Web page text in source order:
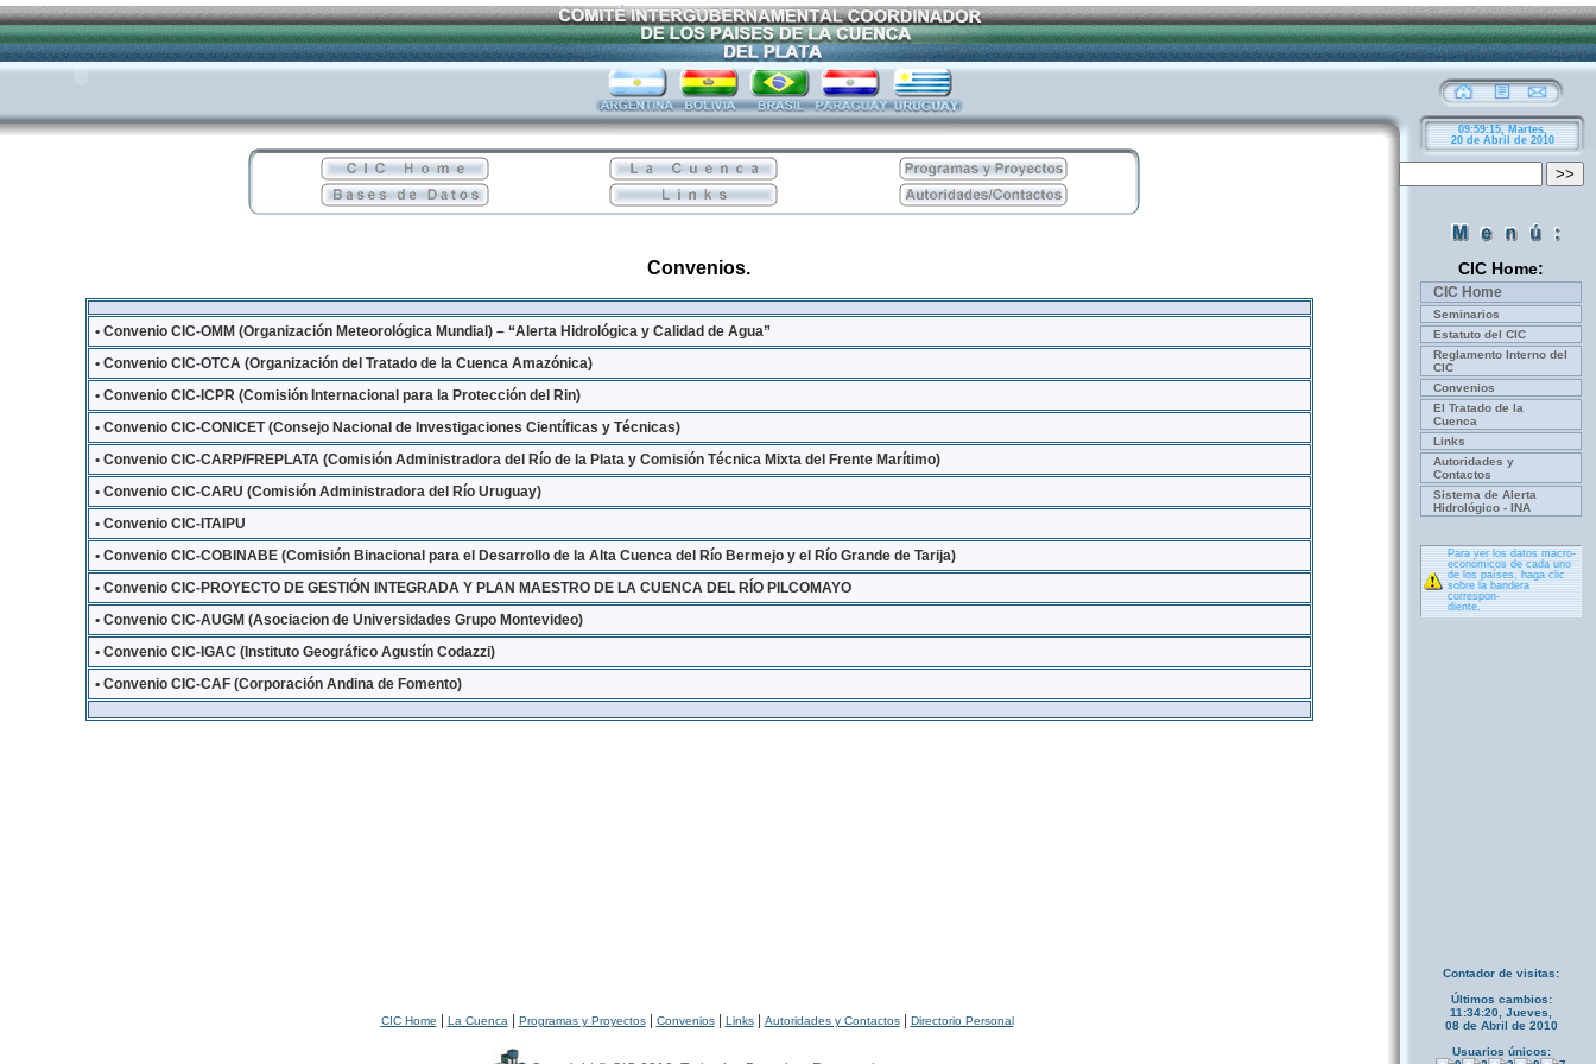
09:59:15,Martes,
20 de Abril de 2010
Convenios.
• Convenio CIC-OMM (Organización Meteorológica Mundial) – “Alerta Hidrológica y Calidad de Agua”
• Convenio CIC-OTCA (Organización del Tratado de la Cuenca Amazónica)
• Convenio CIC-ICPR (Comisión Internacional para la Protección del Rin)
• Convenio CIC-CONICET (Consejo Nacional de Investigaciones Científicas y Técnicas)
• Convenio CIC-CARP/FREPLATA (Comisión Administradora del Río de la Plata y Comisión Técnica Mixta del Frente Marítimo)
• Convenio CIC-CARU (Comisión Administradora del Río Uruguay)
• Convenio CIC-ITAIPU
• Convenio CIC-COBINABE (Comisión Binacional para el Desarrollo de la Alta Cuenca del Río Bermejo y el Río Grande de Tarija)
• Convenio CIC-PROYECTO DE GESTIÓN INTEGRADA Y PLAN MAESTRO DE LA CUENCA DEL RÍO PILCOMAYO
• Convenio CIC-AUGM (Asociacion de Universidades Grupo Montevideo)
• Convenio CIC-IGAC (Instituto Geográfico Agustín Codazzi)
• Convenio CIC-CAF (Corporación Andina de Fomento)
CIC Home:
CIC Home
Seminarios
Estatuto del CIC
Reglamento Interno del
CIC
Convenios
El Tratado de la
Cuenca
Links
Autoridades y
Contactos
Sistema de Alerta
Hidrológico - INA
Para ver los datos macro-
económicos de cada uno
de los países, haga clic
sobre la bandera
correspon-
diente.
CIC Home La Cuenca| Programas y Proyectos| Convenios| Links| Autoridades y Contactos| Directorio Personal
Contador de visitas:
Últimos cambios:
11:34:20, Jueves,
08 de Abril de 2010
Usuarios únicos: